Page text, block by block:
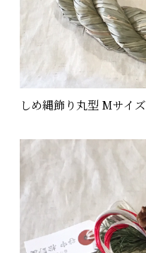
しめ縄飾り丸型 Mサイズ